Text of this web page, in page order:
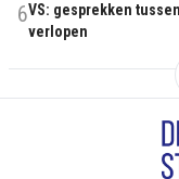
6VS: gesprekken
verlopen